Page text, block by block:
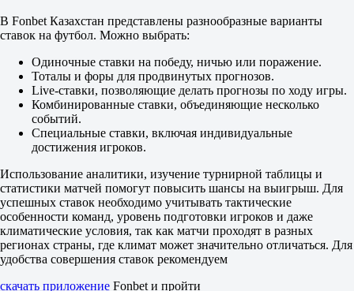
1.62
ИТ 1
Б
1.06
6.70
2.13
1.64
10 матчей
Хозяева — Гости
1.11
19.00
8.00
12
В Fonbet Казахстан представлены разнообразные варианты
ставок на футбол. Можно выбрать:
Одиночные ставки на победу, ничью или поражение.
Тоталы и форы для продвинутых прогнозов.
Live-ставки, позволяющие делать прогнозы по ходу игры.
Комбинированные ставки, объединяющие несколько
событий.
Специальные ставки, включая индивидуальные
достижения игроков.
Использование аналитики, изучение турнирной таблицы и
статистики матчей помогут повысить шансы на выигрыш. Для
успешных ставок необходимо учитывать тактические
особенности команд, уровень подготовки игроков и даже
климатические условия, так как матчи проходят в разных
регионах страны, где климат может значительно отличаться. Для
удобства совершения ставок рекомендуем
скачать приложение Fonbet и пройти